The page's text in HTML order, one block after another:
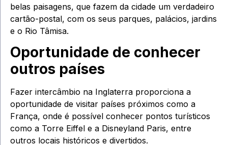
belas paisagens, que fazem da cidade um verdadeiro
cartão-postal, com os seus parques, palácios, jardins
e o Rio Tâmisa.
Oportunidade de conhecer
outros países
Fazer intercâmbio na Inglaterra proporciona a
oportunidade de visitar países próximos como a
França, onde é possível conhecer pontos turísticos
como a Torre Eiffel e a Disneyland Paris, entre
outros locais históricos e divertidos.